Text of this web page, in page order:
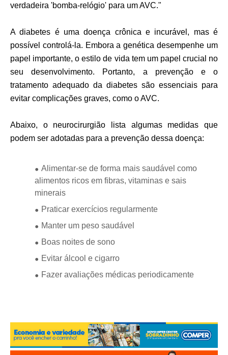
verdadeira 'bomba-relógio' para um AVC."
A diabetes é uma doença crônica e incurável, mas é
possível controlá-la. Embora a genética desempenhe um
papel importante, o estilo de vida tem um papel crucial no
seu desenvolvimento. Portanto, a prevenção e o
tratamento adequado da diabetes são essenciais para
evitar complicações graves, como o AVC.
Abaixo, o neurocirurgião lista algumas medidas que
podem ser adotadas para a prevenção dessa doença:
Alimentar-se de forma mais saudável como
alimentos ricos em fibras, vitaminas e sais
minerais
Praticar exercícios regularmente
Manter um peso saudável
Boas noites de sono
Evitar álcool e cigarro
Fazer avaliações médicas periodicamente